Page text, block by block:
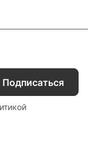
Подписаться